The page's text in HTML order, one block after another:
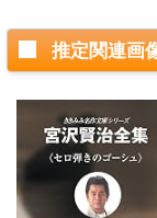
推定関連画